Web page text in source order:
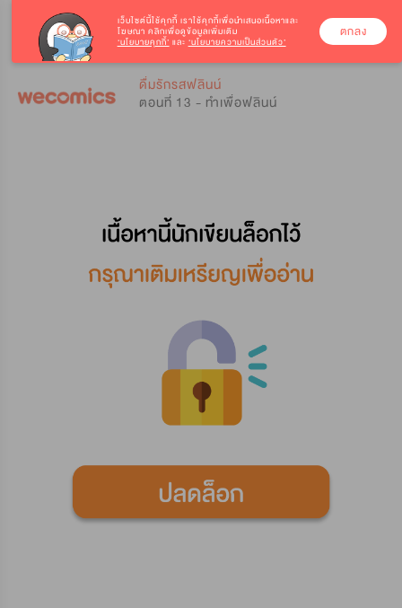
ดื่มรักรสฟลินน์
ตอนที่ 13 - ทำเพื่อฟลินน์
เว็บไซต์นี้ใช้คุกกี้ เราใช้คุกกี้เพื่อนำเสนอเนื้อหาและ
โฆษณา คลิกเพื่อดูข้อมูลเพิ่มเติม
‘นโยบายคุกกี้’ และ ‘นโยบายความเป็นส่วนตัว’
ตกลง